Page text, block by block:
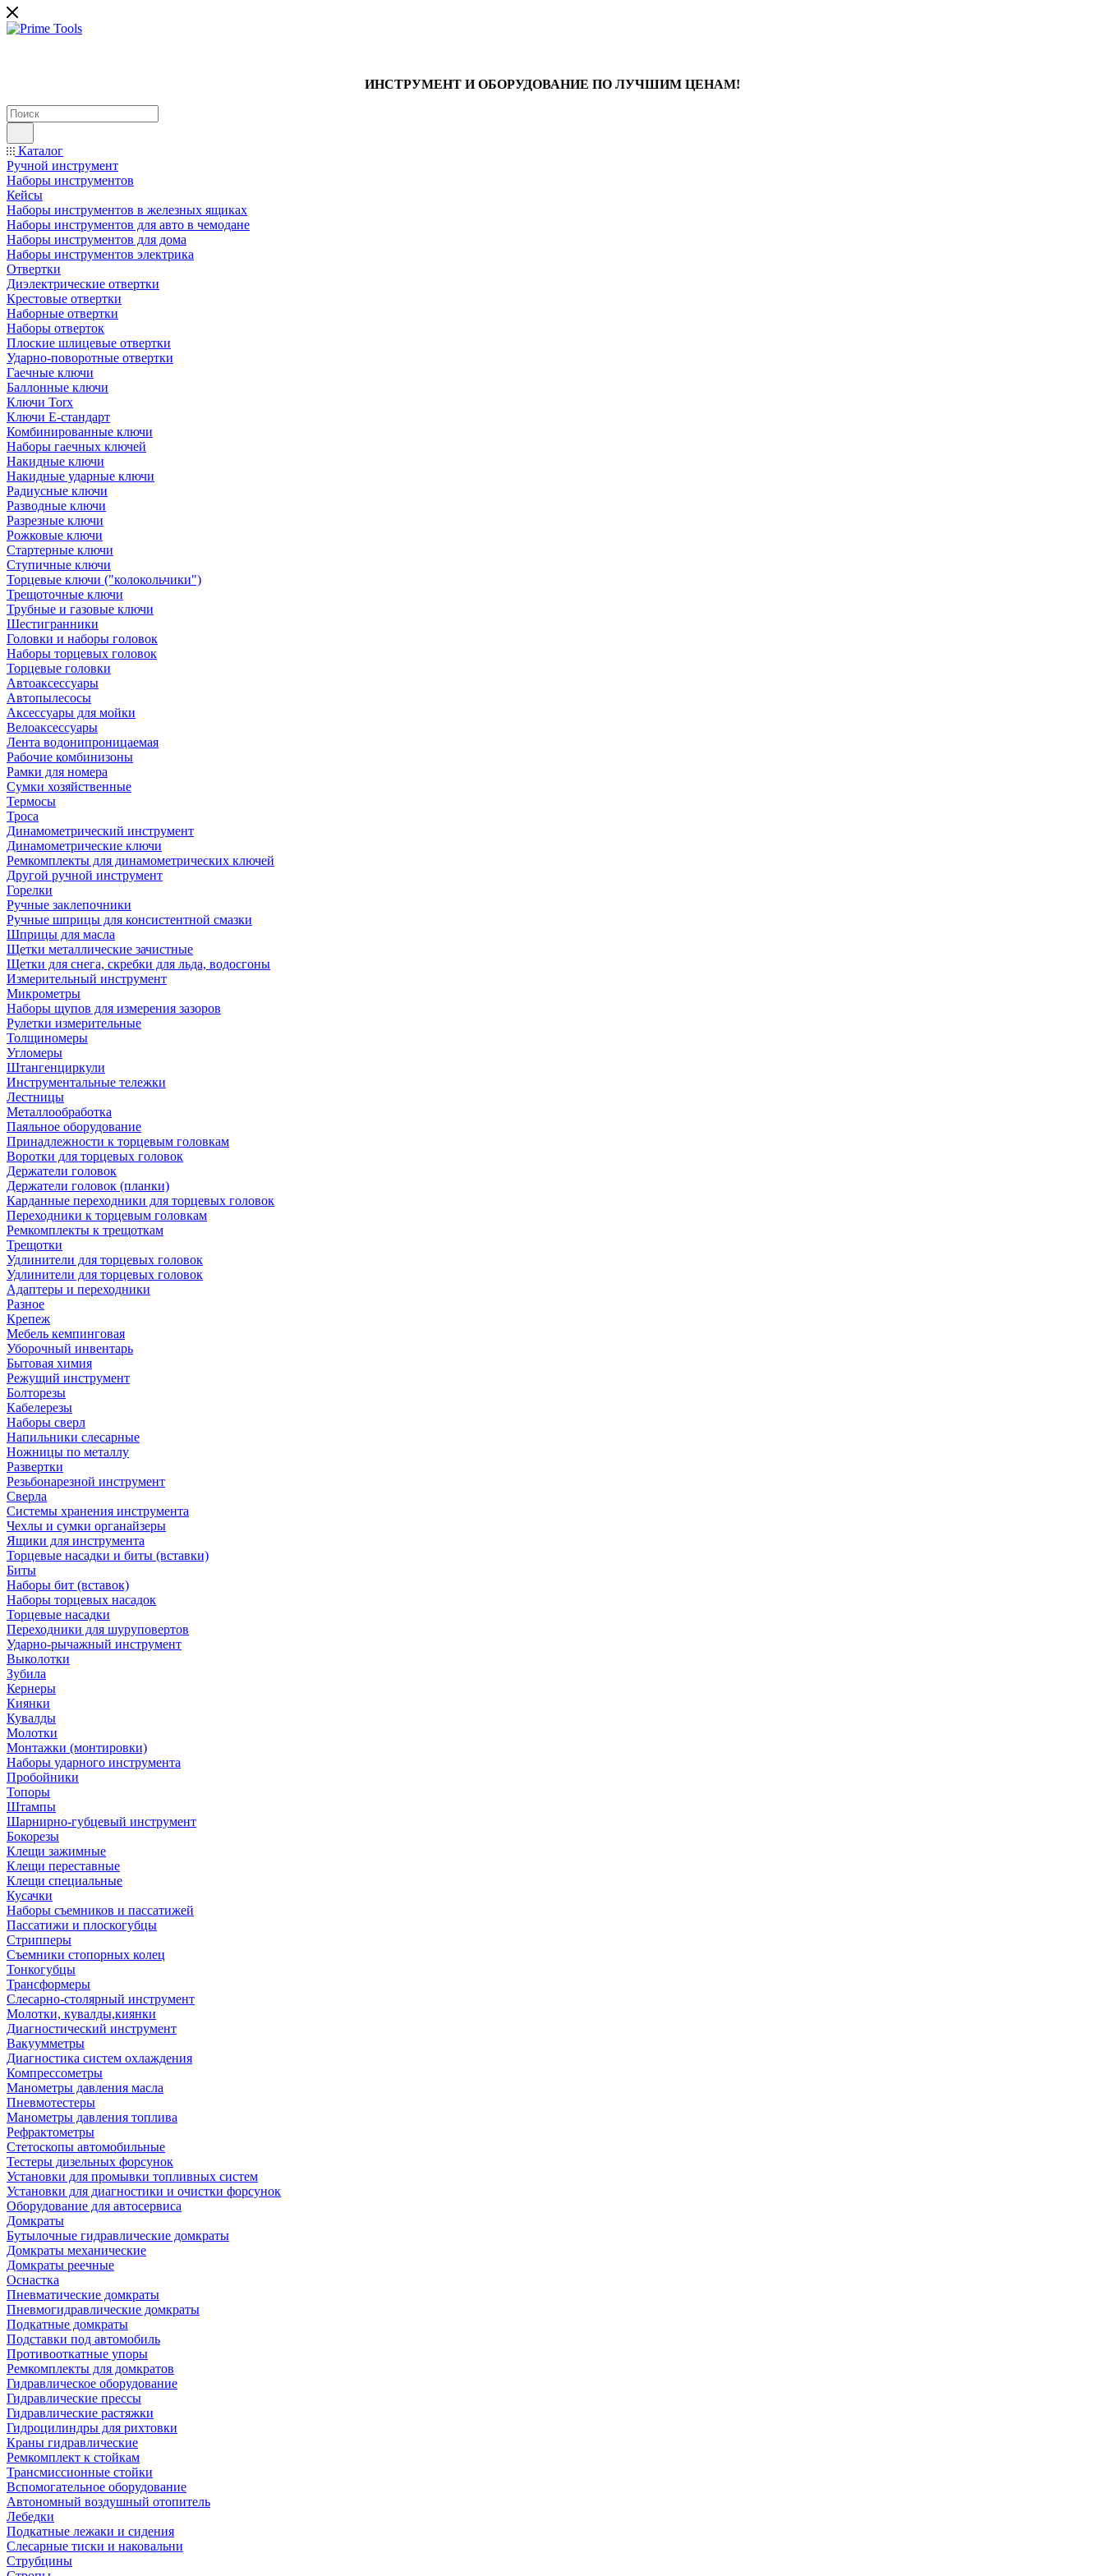
ИНСТРУМЕНТ И ОБОРУДОВАНИЕ ПО ЛУЧШИМ ЦЕНАМ!
Каталог
Ручной инструмент
Наборы инструментов
Кейсы
Наборы инструментов в железных ящиках
Наборы инструментов для авто в чемодане
Наборы инструментов для дома
Наборы инструментов электрика
Отвертки
Диэлектрические отвертки
Крестовые отвертки
Наборные отвертки
Наборы отверток
Плоские шлицевые отвертки
Ударно-поворотные отвертки
Гаечные ключи
Баллонные ключи
Ключи Torx
Ключи Е-стандарт
Комбинированные ключи
Наборы гаечных ключей
Накидные ключи
Накидные ударные ключи
Радиусные ключи
Разводные ключи
Разрезные ключи
Рожковые ключи
Стартерные ключи
Ступичные ключи
Торцевые ключи ("колокольчики")
Трещоточные ключи
Трубные и газовые ключи
Шестигранники
Головки и наборы головок
Наборы торцевых головок
Торцевые головки
Автоаксессуары
Автопылесосы
Аксессуары для мойки
Велоаксессуары
Лента водонипроницаемая
Рабочие комбинизоны
Рамки для номера
Сумки хозяйственные
Термосы
Троса
Динамометрический инструмент
Динамометрические ключи
Ремкомплекты для динамометрических ключей
Другой ручной инструмент
Горелки
Ручные заклепочники
Ручные шприцы для консистентной смазки
Шприцы для масла
Щетки металлические зачистные
Щетки для снега, скребки для льда, водосгоны
Измерительный инструмент
Микрометры
Наборы щупов для измерения зазоров
Рулетки измерительные
Толщиномеры
Угломеры
Штангенциркули
Инструментальные тележки
Лестницы
Металлообработка
Паяльное оборудование
Принадлежности к торцевым головкам
Воротки для торцевых головок
Держатели головок
Держатели головок (планки)
Карданные переходники для торцевых головок
Переходники к торцевым головкам
Ремкомплекты к трещоткам
Трещотки
Удлинители для торцевых головок
Удлинители для торцевых головок
Адаптеры и переходники
Разное
Крепеж
Мебель кемпинговая
Уборочный инвентарь
Бытовая химия
Режущий инструмент
Болторезы
Кабелерезы
Наборы сверл
Напильники слесарные
Ножницы по металлу
Развертки
Резьбонарезной инструмент
Сверла
Системы хранения инструмента
Чехлы и сумки органайзеры
Ящики для инструмента
Торцевые насадки и биты (вставки)
Биты
Наборы бит (вставок)
Наборы торцевых насадок
Торцевые насадки
Переходники для шуруповертов
Ударно-рычажный инструмент
Выколотки
Зубила
Кернеры
Киянки
Кувалды
Молотки
Монтажки (монтировки)
Наборы ударного инструмента
Пробойники
Топоры
Штампы
Шарнирно-губцевый инструмент
Бокорезы
Клещи зажимные
Клещи переставные
Клещи специальные
Кусачки
Наборы съемников и пассатижей
Пассатижи и плоскогубцы
Стрипперы
Съемники стопорных колец
Тонкогубцы
Трансформеры
Слесарно-столярный инструмент
Молотки, кувалды,киянки
Диагностический инструмент
Вакуумметры
Диагностика систем охлаждения
Компрессометры
Манометры давления масла
Пневмотестеры
Манометры давления топлива
Рефрактометры
Стетоскопы автомобильные
Тестеры дизельных форсунок
Установки для промывки топливных систем
Установки для диагностики и очистки форсунок
Оборудование для автосервиса
Домкраты
Бутылочные гидравлические домкраты
Домкраты механические
Домкраты реечные
Оснастка
Пневматические домкраты
Пневмогидравлические домкраты
Подкатные домкраты
Подставки под автомобиль
Противооткатные упоры
Ремкомплекты для домкратов
Гидравлическое оборудование
Гидравлические прессы
Гидравлические растяжки
Гидроцилиндры для рихтовки
Краны гидравлические
Ремкомплект к стойкам
Трансмиссионные стойки
Вспомогательное оборудование
Автономный воздушный отопитель
Лебедки
Подкатные лежаки и сидения
Слесарные тиски и наковальни
Струбцины